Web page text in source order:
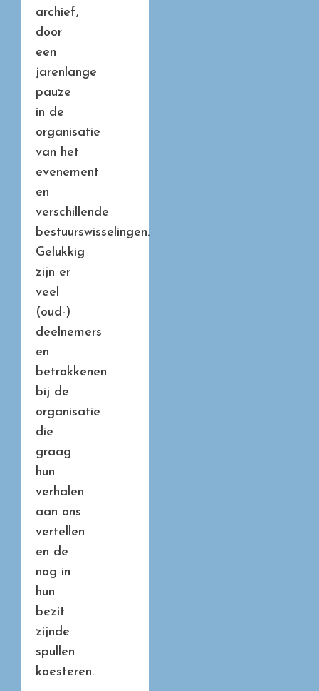
archief,
door
een
jarenlange
pauze
in de
organisatie
van het
evenement
en
verschillende
bestuurswisselingen.
Gelukkig
zijn er
veel
(oud-)
deelnemers
en
betrokkenen
bij de
organisatie
die
graag
hun
verhalen
aan ons
vertellen
en de
nog in
hun
bezit
zijnde
spullen
koesteren.